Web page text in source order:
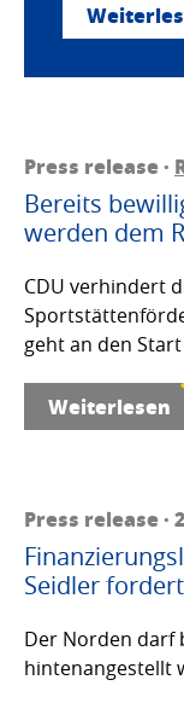
Press release ·
Bereits
werden dem
CDU verhindert
geht an den Start
Weiterlesen
Press release ·
Seidler
Der Norden darf
hintenangestellt